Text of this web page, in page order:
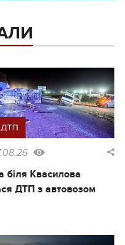
ДТП
біля Квасилова
ДТП з автовозом